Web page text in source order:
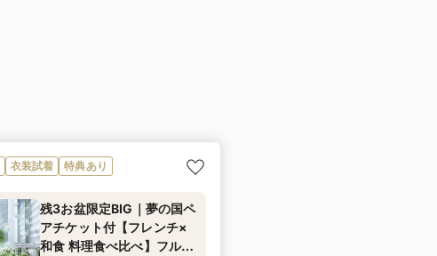
衣装試着 特典あり
残3お盆限定BIG｜夢の国ペ
アチケット付【フレンチ×
和食 料理食べ比べ】フル